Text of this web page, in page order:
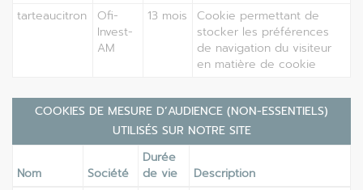
tarteaucitron
Ofi-
Invest-
AM
13 mois
Cookie permettant de
stocker les préférences
de navigation du visiteur
en matière de cookie
COOKIES DE MESURE D’AUDIENCE (NON-ESSENTIELS)
UTILISÉS SUR NOTRE SITE
Nom Société
Durée
de vie
Description